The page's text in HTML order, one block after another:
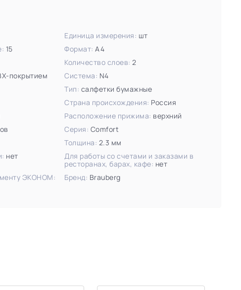
Единица измерения: шт
15 Формат: А4
Количество слоев: 2
покрытием Система: N4
Тип: салфетки бумажные
Страна происхождения: Россия
Расположение прижима: верхний
Серия: Comfort
Толщина: 2.3 мм
нет
Для работы со счетами и заказами в
ресторанах, барах, кафе: нет
ЭКОНОМ:
Бренд: Brauberg